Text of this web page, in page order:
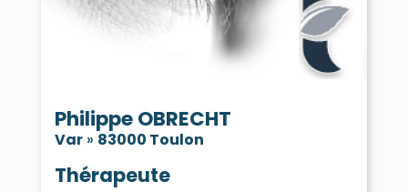
Philippe OBRECHT
Var» 83000 Toulon
Thérapeute